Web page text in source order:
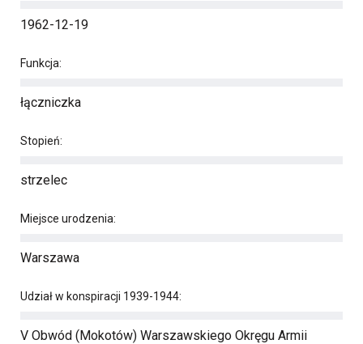
1962-12-19
Funkcja:
łączniczka
Stopień:
strzelec
Miejsce urodzenia:
Warszawa
Udział w konspiracji 1939-1944:
V Obwód (Mokotów) Warszawskiego Okręgu Armii